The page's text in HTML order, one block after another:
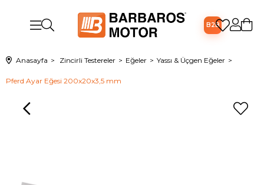
B2B
Anasayfa Zincirli Testereler Eğeler Yassı & Üçgen Eğeler
Pferd Ayar Eğesi 200x20x3,5 mm